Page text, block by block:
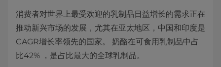
消费者对世界上最受欢迎的乳制品日益增长的需求正在
推动新兴市场的发展，尤其在亚太地区，中国和印度是
CAGR增长率领先的国家。 奶酪在可食用乳制品中占
比42% ，是占比最大的全球乳制品。